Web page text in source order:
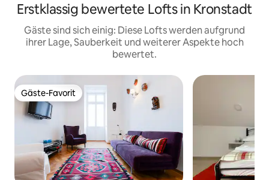
Erstklassig bewertete Lofts in Kronstadt
Gäste sind sich einig: Diese Lofts werden aufgrund
ihrer Lage, Sauberkeit und weiterer Aspekte hoch
bewertet.
Gäste-Favorit
Gäste-Favorit